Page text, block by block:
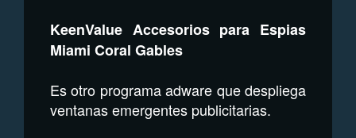
KeenValue Accesorios para Espias
Miami Coral Gables
Es otro programa adware que despliega
ventanas emergentes publicitarias.